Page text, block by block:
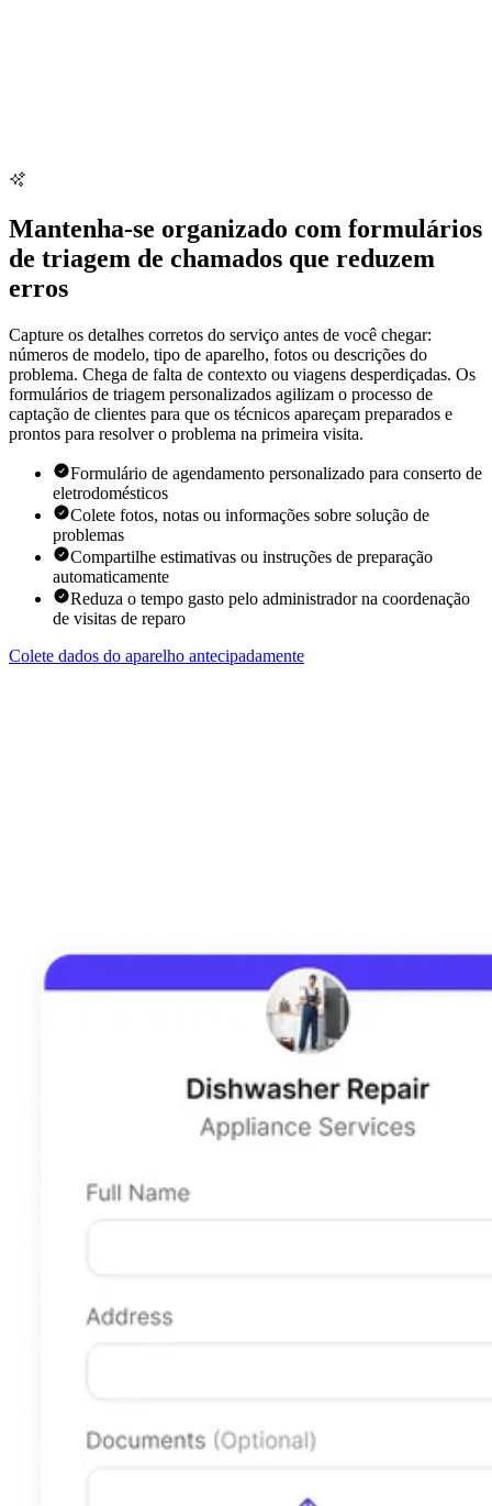
Mantenha-se organizado com formulários
de triagem de chamados que reduzem
erros
Capture os detalhes corretos do serviço antes de você chegar:
números de modelo, tipo de aparelho, fotos ou descrições do
problema. Chega de falta de contexto ou viagens desperdiçadas. Os
formulários de triagem personalizados agilizam o processo de
captação de clientes para que os técnicos apareçam preparados e
prontos para resolver o problema na primeira visita.
Formulário de agendamento personalizado para conserto de
eletrodomésticos
Colete fotos, notas ou informações sobre solução de
problemas
Compartilhe estimativas ou instruções de preparação
automaticamente
Reduza o tempo gasto pelo administrador na coordenação
de visitas de reparo
Colete dados do aparelho antecipadamente